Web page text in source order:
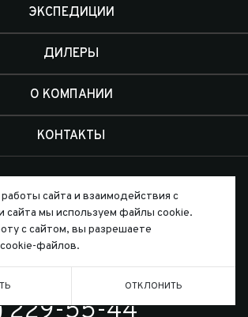
ЭКСПЕДИЦИИ
ДИЛЕРЫ
О КОМПАНИИ
КОНТАКТЫ
Письмо директору
сайта и взаимодействия с
сайта мы используем файлы cookie.
с сайтом, вы разрешаете
файлов.
ОТКЛОНИТЬ